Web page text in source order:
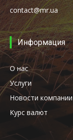
contact@mr.ua
Информация
О нас
Услуги
Новости компании
Курс валют